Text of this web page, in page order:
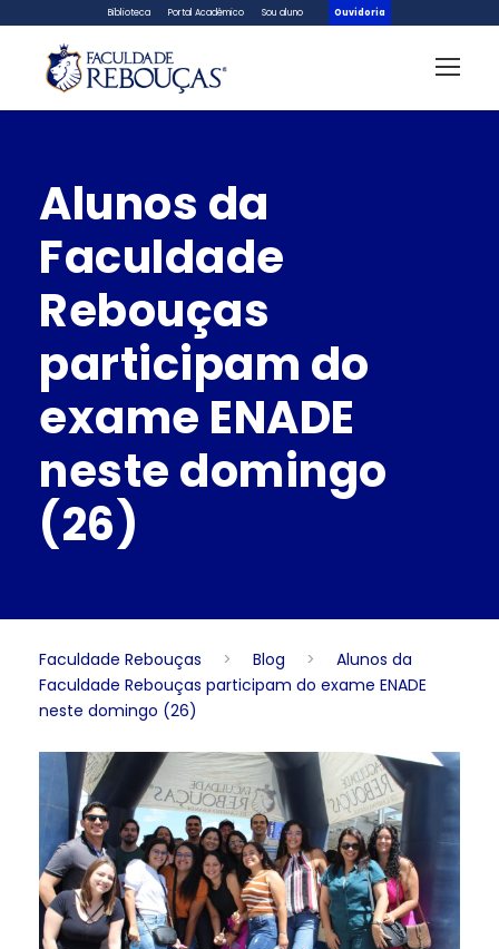
Biblioteca Portal Acadêmico Sou aluno Ouvidoria
Alunos da
Faculdade
Rebouças
participam do
exame ENADE
neste domingo
(26)
Faculdade Rebouças > Blog >
Alunos da
Faculdade Rebouças participam do exame ENADE
neste domingo (26)